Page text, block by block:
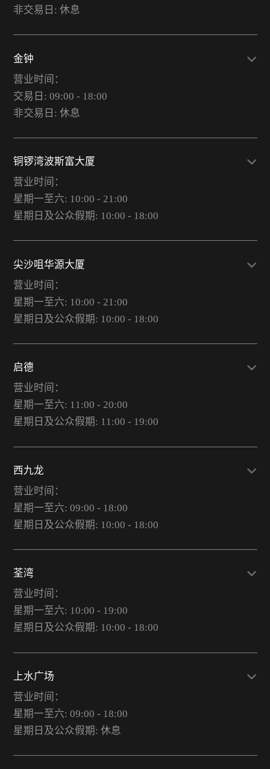
非交易日: 休息
金钟
营业时间：
交易日: 09:00 - 18:00
非交易日: 休息
铜锣湾波斯富大厦
营业时间：
星期一至六: 10:00 - 21:00
星期日及公众假期: 10:00 - 18:00
尖沙咀华源大厦
营业时间：
星期一至六: 10:00 - 21:00
星期日及公众假期: 10:00 - 18:00
启德
营业时间：
星期一至六: 11:00 - 20:00
星期日及公众假期: 11:00 - 19:00
西九龙
营业时间：
星期一至六: 09:00 - 18:00
星期日及公众假期: 10:00 - 18:00
荃湾
营业时间：
星期一至六: 10:00 - 19:00
星期日及公众假期: 10:00 - 18:00
上水广场
营业时间：
星期一至六: 09:00 - 18:00
星期日及公众假期: 休息